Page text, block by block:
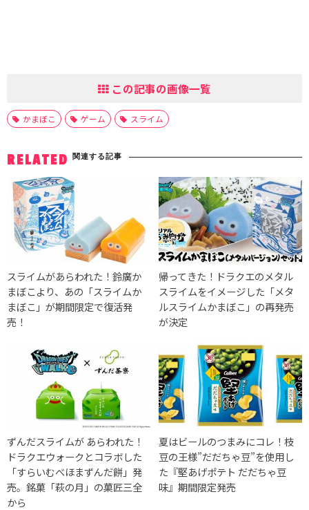
この記事の画像一覧
かまぼこ ゲーム スライム
RELATED 関連する記事
スライムがあらわれた！鈴廣か
まぼこより、あの「スライムか
まぼこ」が期間限定で復活発
売！
帰ってきた！ドラクエのメタル
スライムをイメージした「メタ
ルスライムかまぼこ」の再発売
が決定
ずんだスライムが あらわれた！
ドラクエウォークとコラボした
「すらいむべほまずんだ餅」発
売。銘菓「萩の月」の菓匠三全
から
夏はビールのつまみにコレ！枝
豆の王様”だだちゃ豆”を使用し
た『堅あげポテト だだちゃ豆
味』期間限定発売